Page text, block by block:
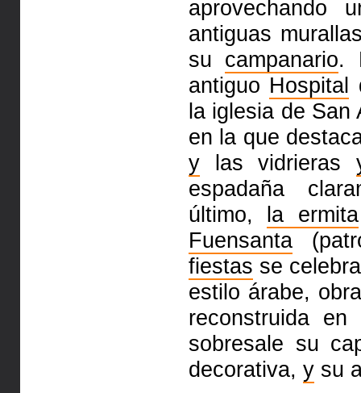
aprovechando
antiguas
su campanario.
antiguo Hospital
la iglesia de
en la que
y las vidrieras
espadaña
último, la ermita
Fuensanta
fiestas se
estilo árabe,
reconstruida
sobresale su
decorativa, y su